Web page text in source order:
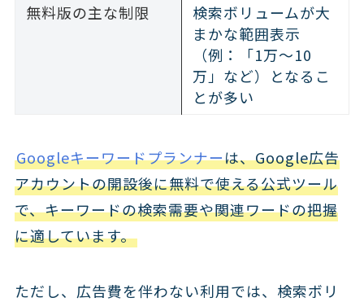
無料版の主な制限
検索ボリュームが大
まかな範囲表示
（例：「1万～10
万」など）となるこ
とが多い
Googleキーワードプランナーは、Google広告
アカウントの開設後に無料で使える公式ツール
で、キーワードの検索需要や関連ワードの把握
に適しています。
ただし、広告費を伴わない利用では、検索ボリ